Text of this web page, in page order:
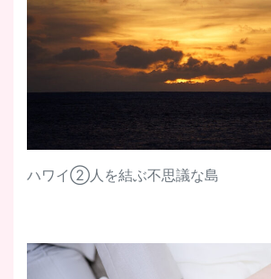
ハワイ②人を結ぶ不思議な島